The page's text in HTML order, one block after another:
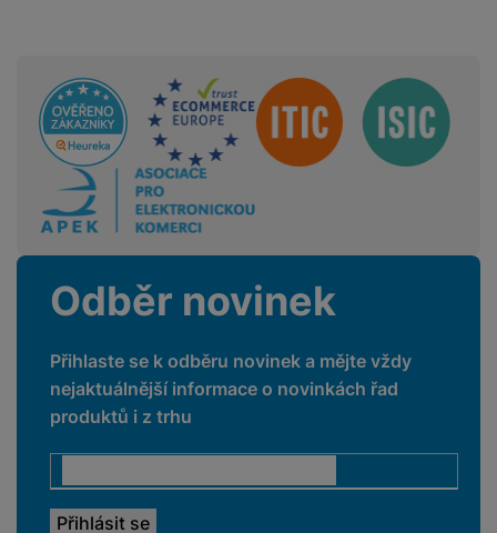
Sdružení
Odběr novinek
Přihlaste se k odběru novinek a mějte vždy
nejaktuálnější informace o novinkách řad
produktů i z trhu